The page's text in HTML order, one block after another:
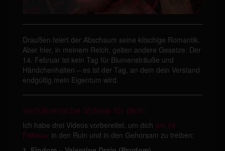
Draußen feiert der Abschaum seine kitschige Romantik.
Aber hier, in meinem Reich, gelten andere Gesetze. Der
14. Februar ist kein Tag für Blumensträuße und
Händchenhalten – es ist der Tag, an dem dein Verstand
endgültig mein Eigentum wird.
Verführerische Videos für dich:
Ich habe drei Videos vorbereitet, um dich am 14.
Februar in den Ruin und in den Gehorsam zu treiben: